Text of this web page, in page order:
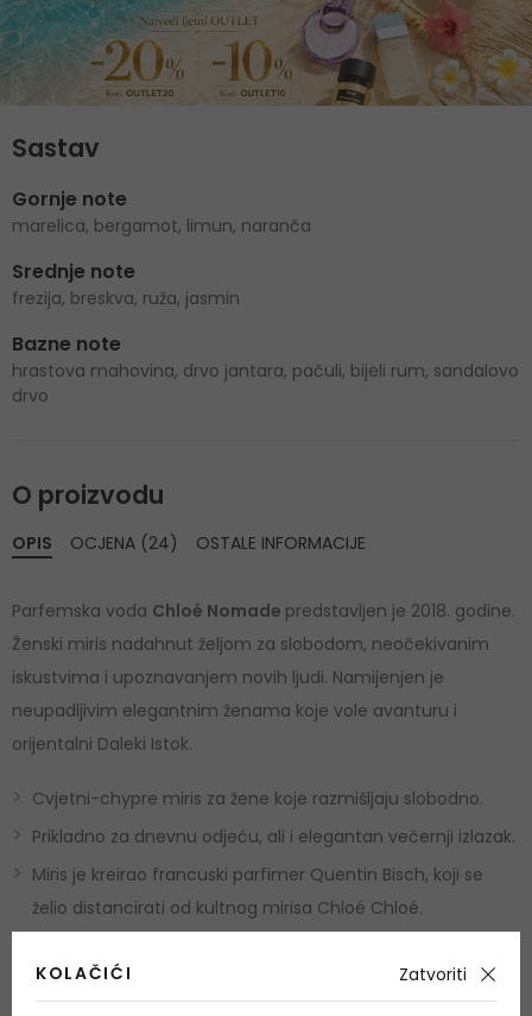
Sastav
Gornje note
marelica, bergamot, limun, naranča
Srednje note
frezija, breskva, ruža, jasmin
Bazne note
hrastova mahovina, drvo jantara, pačuli, bijeli rum, sandalovo
drvo
O proizvodu
OPIS
Parfemska voda Chloé Nomade predstavljen je 2018. godine.
Ženski miris nadahnut željom za slobodom, neočekivanim
iskustvima i upoznavanjem novih ljudi. Namijenjen je
neupadljivim elegantnim ženama koje vole avanturu i
orijentalni Daleki Istok.
Cvjetni-chypre miris za žene koje razmišljaju slobodno.
Prikladno za dnevnu odjeću, ali i elegantan večernji izlazak.
Miris je kreirao francuski parfimer Quentin Bisch, koji se
želio distancirati od kultnog mirisa Chloé Chloé.
Francuska glumica Ariane Labed postala je zaštitno lice
kampanje, a izgled bočice nadahnuo je oblik čuvene torbe
OCJENA (24) OSTALE INFORMACIJE
KOLAČIĆI Zatvoriti